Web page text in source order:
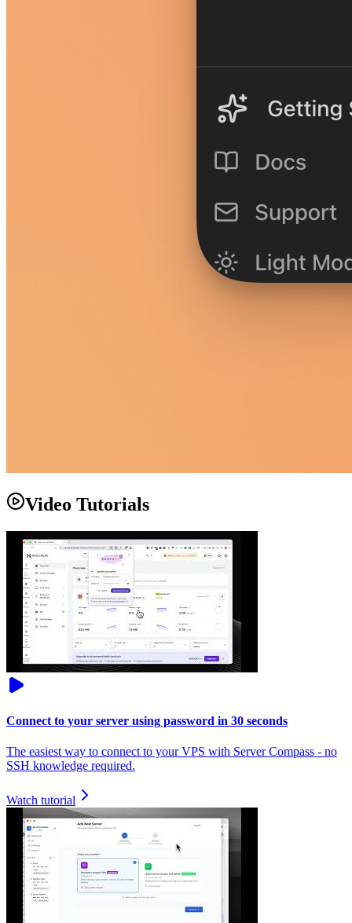
Video Tutorials
Connect to your server using password in 30 seconds
The easiest way to connect to your VPS with Server Compass - no
SSH knowledge required.
Watch tutorial